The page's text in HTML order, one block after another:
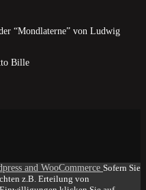
“Mondlaterne” von Ludwig
Bille
Sofern Sie
z.B. Erteilung von